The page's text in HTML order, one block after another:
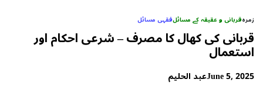
زمرہقربانی و عقیقہ کے مسائلفقہی مسائل
قربانی کی کھال کا مصرف – شرعی احکام اور
استعمال
June 5, 2025عبد الحلیم